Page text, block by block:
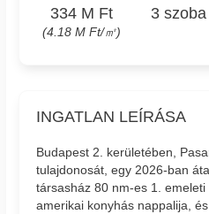
334 M Ft
(4.18 M Ft/㎡)
3 szoba
INGATLAN LEÍRÁSA
Budapest 2. kerületében,
tulajdonosát, egy 2026-ban
társasház 80 nm-es 1.
amerikai konyhás nappalija,